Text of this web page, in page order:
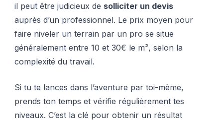
il peut être judicieux de solliciter un devis
auprès d’un professionnel. Le prix moyen pour
faire niveler un terrain par un pro se situe
généralement entre 10 et 30€ le m², selon la
complexité du travail.
Si tu te lances dans l’aventure par toi-même,
prends ton temps et vérifie régulièrement tes
niveaux. C’est la clé pour obtenir un résultat